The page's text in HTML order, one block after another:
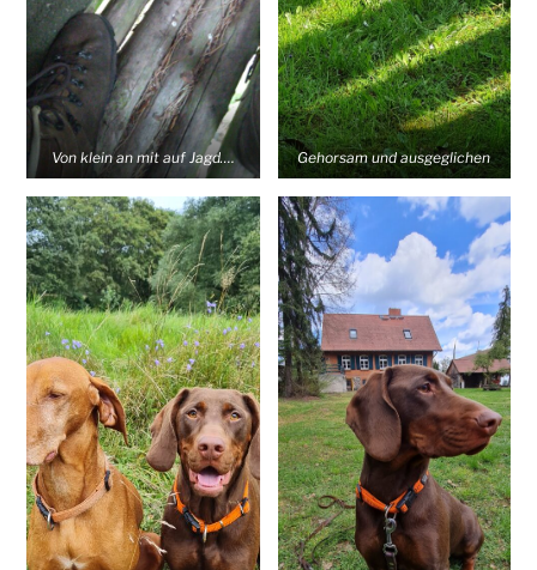
Von klein an mit auf Jagd…. Gehorsam und ausgeglichen